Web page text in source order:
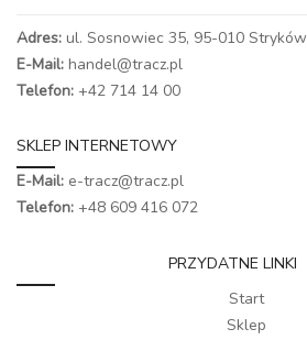
Adres: ul. Sosnowiec 35, 95-010 Stryków
E-Mail: handel@tracz.pl
Telefon: +42 714 14 00
SKLEP INTERNETOWY
E-Mail: e-tracz@tracz.pl
Telefon: +48 609 416 072
PRZYDATNE LINKI
Start
Sklep